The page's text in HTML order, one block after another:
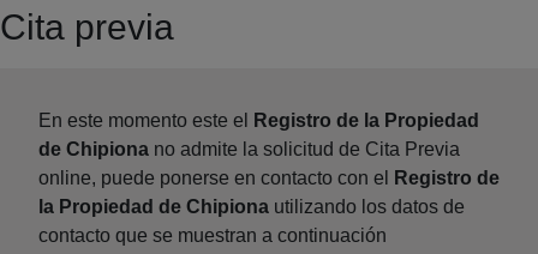
Cita previa
En este momento este el
Registro de la Propiedad
de Chipiona no admite la solicitud de Cita Previa
online, puede ponerse en contacto con el
Registro de
la Propiedad de Chipiona utilizando los datos de
contacto que se muestran a continuación